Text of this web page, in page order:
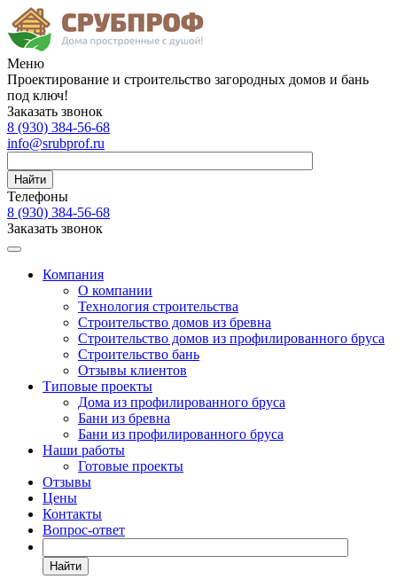
Меню
Проектирование и строительство загородных домов и бань
под ключ!
Заказать звонок
8 (930) 384-56-68
info@srubprof.ru
Найти
Телефоны
8 (930) 384-56-68
Заказать звонок
Компания
О компании
Технология строительства
Строительство домов из бревна
Строительство домов из профилированного бруса
Строительство бань
Отзывы клиентов
Типовые проекты
Дома из профилированного бруса
Бани из бревна
Бани из профилированного бруса
Наши работы
Готовые проекты
Отзывы
Цены
Контакты
Вопрос-ответ
Найти